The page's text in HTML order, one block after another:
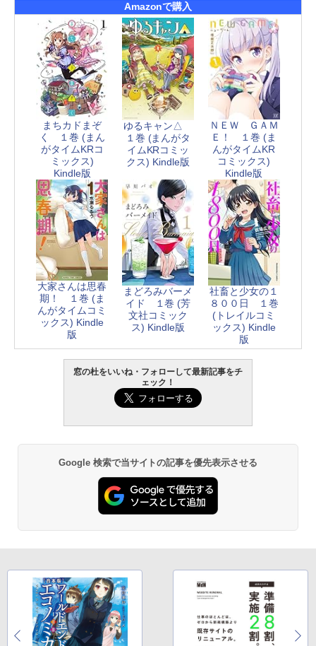
Amazonで購入
まちカドまぞ
く １巻 (まん
がタイムKRコ
ミックス)
Kindle版
ゆるキャン△
１巻 (まんがタ
イムKRコミッ
クス) Kindle版
ＮＥＷ ＧＡＭ
Ｅ！ １巻 (ま
んがタイムKR
コミックス)
Kindle版
大家さんは思春
期！ １巻 (ま
んがタイムコミ
ックス) Kindle
版
まどろみバーメ
イド １巻 (芳
文社コミック
ス) Kindle版
社畜と少女の１
８００日 １巻
(トレイルコミ
ックス) Kindle
版
窓の杜をいいね・フォローして最新記事をチ
ェック！
Google 検索で当サイトの記事を優先表示させる